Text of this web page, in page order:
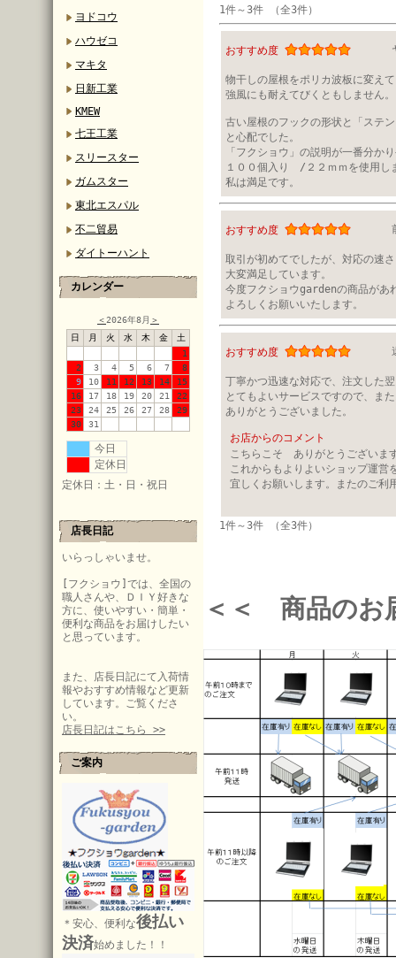
ヨドコウ
ハウゼコ
マキタ
日新工業
KMEW
七王工業
スリースター
ガムスター
東北エスパル
不二貿易
ダイトーハント
カレンダー
＜2026年8月 ＞
日
月 火 水 木 金
土
1
2
3 4 5 6 7
8
9
10 11 12 13 14
15
16
17 18 19 20 21
22
23
24 25 26 27 28
29
30
31
今日
定休日
定休日：土・日・祝日
店長日記
いらっしゃいませ。
[フクショウ]では、全国の
職人さんや、ＤＩＹ好きな
方に、使いやすい・簡単・
便利な商品をお届けしたい
と思っています。
また、店長日記にて入荷情
報やおすすめ情報など更新
しています。ご覧くださ
い。
店長日記はこちら >>
ご案内
＊安心、便利な後払い
決済始めました！！
1件～3件 （全3件）
おすすめ度
物干しの屋根をポリカ波板に変え
強風にも耐えてびくともしません。
古い屋根のフックの形状と「ステ
と心配でした。
「フクショウ」の説明が一番分か
１００個入り /２２ｍｍを使用し
私は満足です。
おすすめ度
取引が初めてでしたが、対応の速
大変満足しています。
今度フクショウgardenの商品があ
よろしくお願いいたします。
おすすめ度
丁寧かつ迅速な対応で、注文した
とてもよいサービスですので、ま
ありがとうございました。
お店からのコメント
こちらこそ ありがとうございま
これからもよりよいショップ運営
宜しくお願いします。またのご利
1件～3件 （全3件）
＜＜ 商品のお